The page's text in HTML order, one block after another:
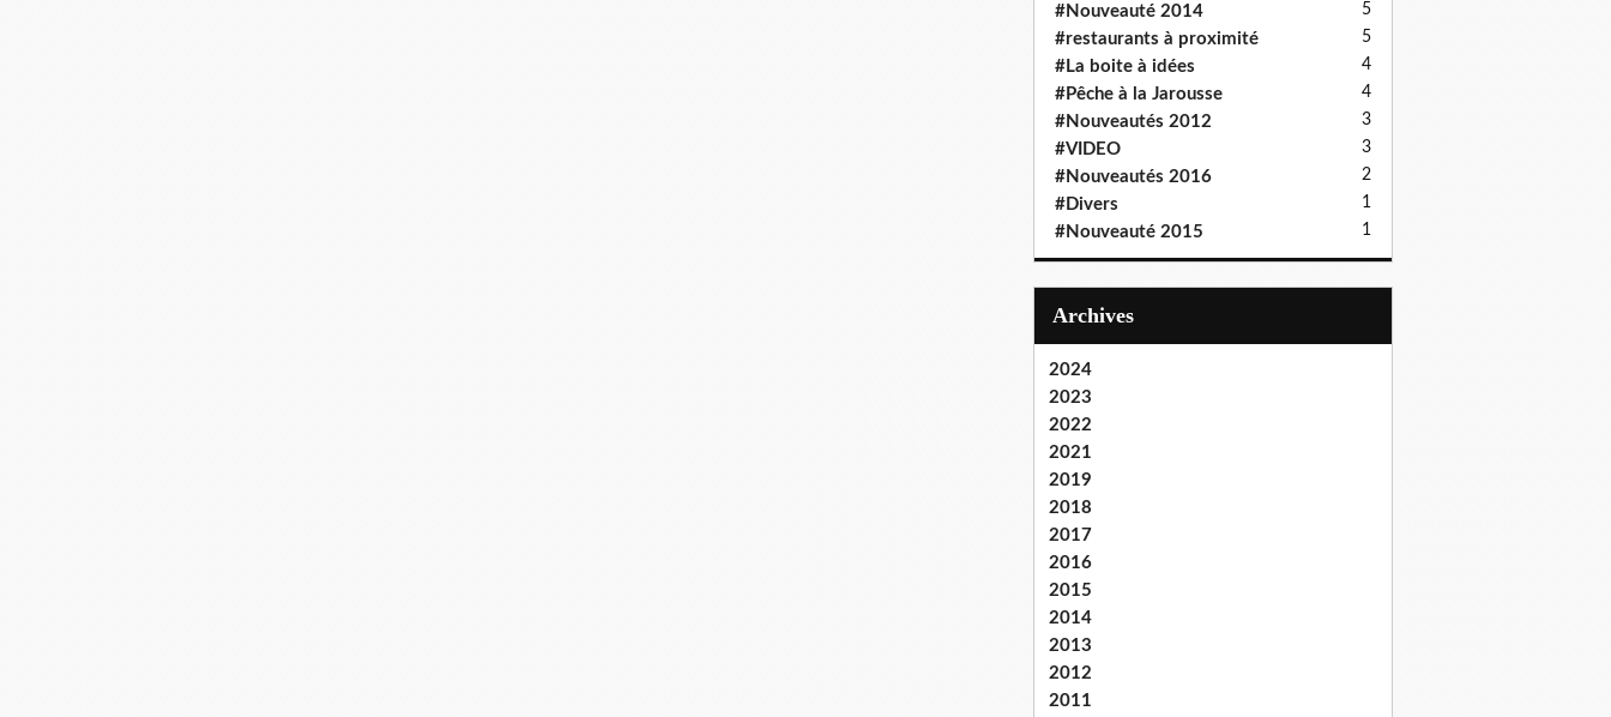
#Nouveauté 2014 5
#restaurants à proximité 5
#La boite à idées 4
#Pêche à la Jarousse 4
#Nouveautés 2012 3
#VIDEO 3
#Nouveautés 2016 2
#Divers 1
#Nouveauté 2015 1
Archives
2024
2023
2022
2021
2019
2018
2017
2016
2015
2014
2013
2012
2011